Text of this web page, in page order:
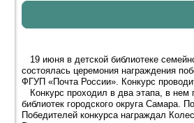
19 июня в детской библиотеке
состоялась церемония награждения
ФГУП «Почта России». Конкурс
Конкурс проходил в два этапа, в нем
библиотек городского округа
Победителей конкурса награждал